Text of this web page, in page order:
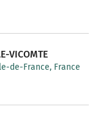
VICOMTE
de-France, France